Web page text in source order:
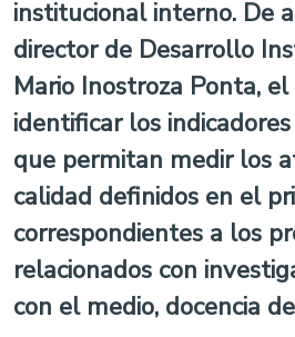
institucional interno. De
director de Desarrollo
Mario Inostroza Ponta,
identificar los
que permitan medir los
calidad definidos en el
correspondientes a los
relacionados con
con el medio, docencia